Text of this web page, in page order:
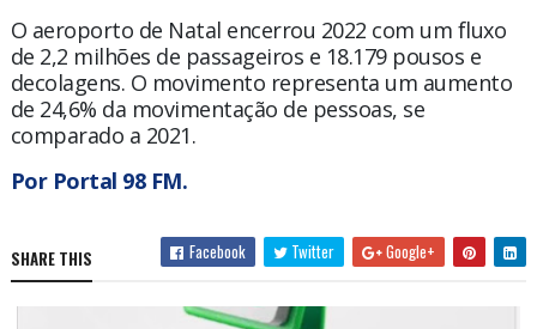
O aeroporto de Natal encerrou 2022 com um fluxo
de 2,2 milhões de passageiros e 18.179 pousos e
decolagens. O movimento representa um aumento
de 24,6% da movimentação de pessoas, se
comparado a 2021.
Por Portal 98 FM.
SHARE THIS Facebook Twitter Google+